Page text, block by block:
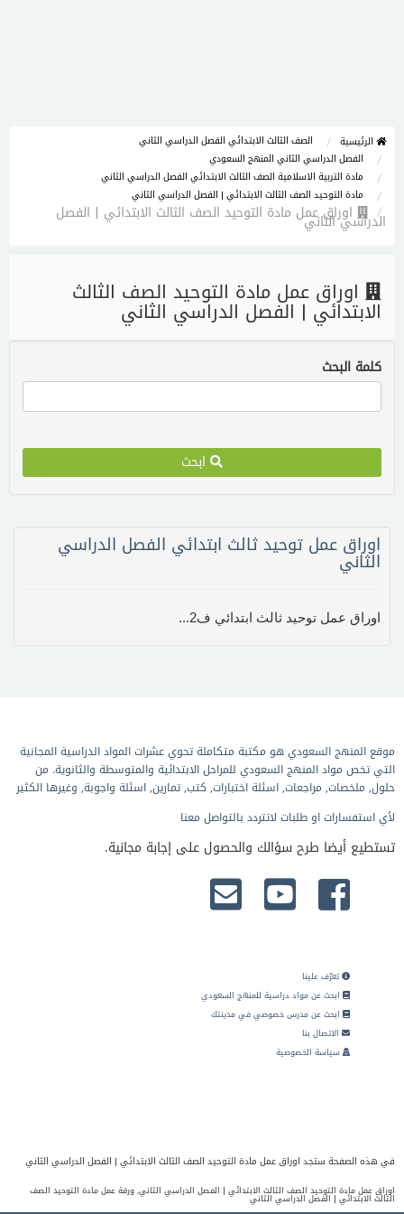
الرئيسية
الصف الثالث الابتدائي الفصل الدراسي الثاني
الفصل الدراسي الثاني المنهج السعودي
مادة التربية الاسلامية الصف الثالث الابتدائي الفصل الدراسي الثاني
مادة التوحيد الصف الثالث الابتدائي | الفصل الدراسي الثاني
اوراق عمل مادة التوحيد الصف الثالث الابتدائي | الفصل
الدراسي الثاني
اوراق عمل مادة التوحيد الصف الثالث
الابتدائي | الفصل الدراسي الثاني
كلمة البحث
ابحث
اوراق عمل توحيد ثالث ابتدائي الفصل الدراسي
الثاني
اوراق عمل توحيد ثالث ابتدائي ف2...
موقع المنهج السعودي هو مكتبة متكاملة تحوي عشرات المواد الدراسية المجانية
التي تخص مواد المنهج السعودي للمراحل الابتدائية والمتوسطة والثانوية. من
حلول, ملخصات, مراجعات, اسئلة اختبارات, كتب, تمارين, اسئلة واجوبة, وغيرها الكثير
لأي استفسارات او طلبات لاتتردد بالتواصل معنا
تستطيع أيضا طرح سؤالك والحصول على إجابة مجانية.
تعرّف علينا
ابحث عن مواد دراسية للمنهج السعودي
ابحث عن مدرس خصوصي في مدينتك
الاتصال بنا
سياسة الخصوصية
في هذه الصفحة ستجد اوراق عمل مادة التوحيد الصف الثالث الابتدائي | الفصل الدراسي الثاني
اوراق عمل مادة التوحيد الصف الثالث الابتدائي | الفصل الدراسي الثاني, ورقة عمل مادة التوحيد الصف
الثالث الابتدائي | الفصل الدراسي الثاني